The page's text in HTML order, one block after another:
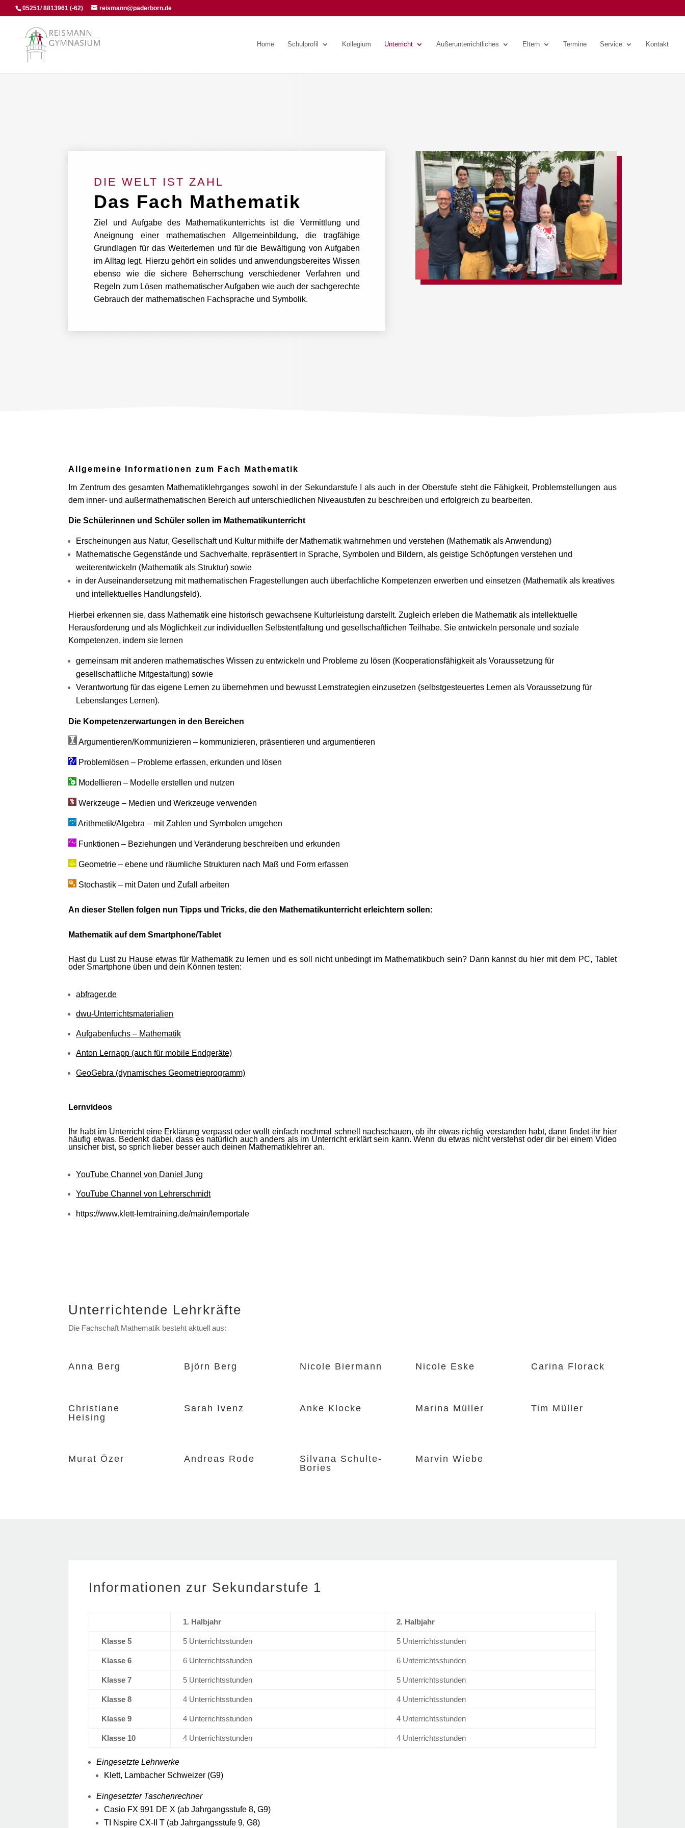
05251/ 8813961 (-62) reismann@paderborn.de
Home Schulprofil Kollegium Unterricht Außerunterrichtliches Eltern Termine Service Kontakt
DIE WELT IST ZAHL
Das Fach Mathematik
Ziel und Aufgabe des Mathematikunterrichts ist die Vermittlung und
Aneignung einer mathematischen Allgemeinbildung, die tragfähige
Grundlagen für das Weiterlernen und für die Bewältigung von Aufgaben
im Alltag legt. Hierzu gehört ein solides und anwendungsbereites Wissen
ebenso wie die sichere Beherrschung verschiedener Verfahren und
Regeln zum Lösen mathematischer Aufgaben wie auch der sachgerechte
Gebrauch der mathematischen Fachsprache und Symbolik.
Allgemeine Informationen zum Fach Mathematik
Im Zentrum des gesamten Mathematiklehrganges sowohl in der Sekundarstufe I als auch in der Oberstufe steht die Fähigkeit, Problemstellungen aus
dem inner- und außermathematischen Bereich auf unterschiedlichen Niveaustufen zu beschreiben und erfolgreich zu bearbeiten.
Die Schülerinnen und Schüler sollen im Mathematikunterricht
Erscheinungen aus Natur, Gesellschaft und Kultur mithilfe der Mathematik wahrnehmen und verstehen (Mathematik als Anwendung)
Mathematische Gegenstände und Sachverhalte, repräsentiert in Sprache, Symbolen und Bildern, als geistige Schöpfungen verstehen und
weiterentwickeln (Mathematik als Struktur) sowie
in der Auseinandersetzung mit mathematischen Fragestellungen auch überfachliche Kompetenzen erwerben und einsetzen (Mathematik als kreatives
und intellektuelles Handlungsfeld).
Hierbei erkennen sie, dass Mathematik eine historisch gewachsene Kulturleistung darstellt. Zugleich erleben die Mathematik als intellektuelle
Herausforderung und als Möglichkeit zur individuellen Selbstentfaltung und gesellschaftlichen Teilhabe. Sie entwickeln personale und soziale
Kompetenzen, indem sie lernen
gemeinsam mit anderen mathematisches Wissen zu entwickeln und Probleme zu lösen (Kooperationsfähigkeit als Voraussetzung für
gesellschaftliche Mitgestaltung) sowie
Verantwortung für das eigene Lernen zu übernehmen und bewusst Lernstrategien einzusetzen (selbstgesteuertes Lernen als Voraussetzung für
Lebenslanges Lernen).
Die Kompetenzerwartungen in den Bereichen
Argumentieren/Kommunizieren – kommunizieren, präsentieren und argumentieren
Problemlösen – Probleme erfassen, erkunden und lösen
Modellieren – Modelle erstellen und nutzen
Werkzeuge – Medien und Werkzeuge verwenden
Arithmetik/Algebra – mit Zahlen und Symbolen umgehen
Funktionen – Beziehungen und Veränderung beschreiben und erkunden
Geometrie – ebene und räumliche Strukturen nach Maß und Form erfassen
Stochastik – mit Daten und Zufall arbeiten
An dieser Stellen folgen nun Tipps und Tricks, die den Mathematikunterricht erleichtern sollen:
Mathematik auf dem Smartphone/Tablet
Hast du Lust zu Hause etwas für Mathematik zu lernen und es soll nicht unbedingt im Mathematikbuch sein? Dann kannst du hier mit dem PC, Tablet
oder Smartphone üben und dein Können testen:
abfrager.de
dwu-Unterrichtsmaterialien
Aufgabenfuchs – Mathematik
Anton Lernapp (auch für mobile Endgeräte)
GeoGebra (dynamisches Geometrieprogramm)
Lernvideos
Ihr habt im Unterricht eine Erklärung verpasst oder wollt einfach nochmal schnell nachschauen, ob ihr etwas richtig verstanden habt, dann findet ihr hier
häufig etwas. Bedenkt dabei, dass es natürlich auch anders als im Unterricht erklärt sein kann. Wenn du etwas nicht verstehst oder dir bei einem Video
unsicher bist, so sprich lieber besser auch deinen Mathematiklehrer an.
YouTube Channel von Daniel Jung
YouTube Channel von Lehrerschmidt
https://www.klett-lerntraining.de/main/lernportale
Unterrichtende Lehrkräfte
Die Fachschaft Mathematik besteht aktuell aus:
Anna Berg Björn Berg Nicole Biermann Nicole Eske Carina Florack
Christiane
Heising
Sarah Ivenz Anke Klocke Marina Müller Tim Müller
Murat Özer Andreas Rode
Silvana Schulte-
Bories
Marvin Wiebe
Informationen zur Sekundarstufe 1
1. Halbjahr 2. Halbjahr
Klasse 5 5 Unterrichtsstunden 5 Unterrichtsstunden
Klasse 6 6 Unterrichtsstunden 6 Unterrichtsstunden
Klasse 7 5 Unterrichtsstunden 5 Unterrichtsstunden
Klasse 8 4 Unterrichtsstunden 4 Unterrichtsstunden
Klasse 9 4 Unterrichtsstunden 4 Unterrichtsstunden
Klasse 10 4 Unterrichtsstunden 4 Unterrichtsstunden
Eingesetzte Lehrwerke
Klett, Lambacher Schweizer (G9)
Eingesetzter Taschenrechner
Casio FX 991 DE X (ab Jahrgangsstufe 8, G9)
TI Nspire CX-II T (ab Jahrgangsstufe 9, G8)